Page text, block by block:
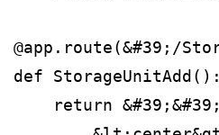
@app.route(&#39;/
def StorageUnitAdd():
return